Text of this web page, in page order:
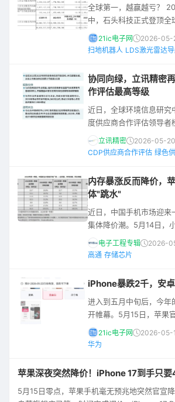
#话题登上热搜。在发布
军进一步透露，小米是去
存涨价趋势的厂商，接下来
全球第一，越赢越亏？
中，石头科技正式登顶全
一，市场份额达到17.7%
和云鲸紧随其后。 但翻
118%，经营现金流是石
能赢，用事实撕掉了“增收
签。 紧随其后的追觅狂
浩年会上喊出“百万
21ic电子网 2026-05-
扫地机器人 LDS激光雷达
协同向绿，立讯精密
作评估最高等级
近日，全球环境信息研
度供应商合作评估领导者
供应商合作评估最高A级
候变化与水安全领域“双
合作评估聚焦于企业的供
重点关注供应链气候协同
减排目标落地等核心维度
誉，标志着企业已通过有
立讯精密 2026-05-20
CDP供应商合作评估 绿色
内存暴涨反而降价，
体"跳水"
近日，中国手机市场迎来
集体降价潮。5月14日，
Ultra直降1500元；5月15
17 Pro系列全线下调
价，在近年来尚属首次，
价#话题一度冲上微博热
体"跳水" 据各品牌官方
电子工程专辑 2026-
高通 存储芯片
iPhone暴跌2千，安
进入到五月中旬后，今年
开帷幕。5月15日，苹果
式公布，微博上立马出现
价2000元#的热搜词条。
机行业一季度乃至整个上
竞争力、价格力如何，都
21ic电子网 2026-05-
华为
苹果深夜突然降价！iPhone 17到手只
5月15日零点，苹果手机毫无预兆地突然官宣